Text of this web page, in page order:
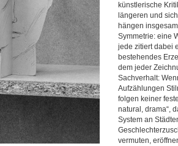
künstlerische
längeren und
hängen
Symmetrie: eine
jede zitiert dabei
bestehendes
dem jeder
Sachverhalt:
Aufzählungen
folgen keiner
natural, drama“,
System an
vermuten,